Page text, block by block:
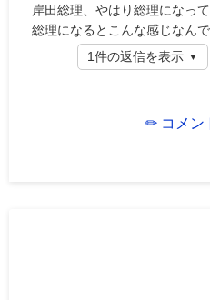
岸田総理、やはり総理になっ
総理になるとこんな感じなんで
1件の返信を表示
✏ コメン